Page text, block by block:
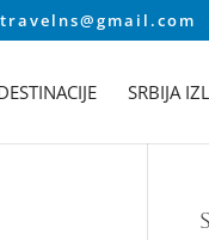
SRBIJA